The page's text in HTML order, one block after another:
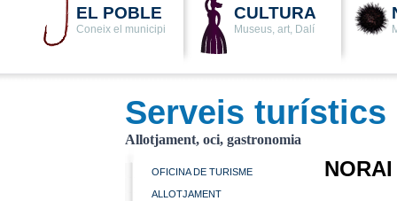
EL POBLE
Coneix el municipi
CULTURA
Museus, art, Dalí
Serveis turístics
Allotjament, oci, gastronomia
OFICINA DE TURISME
ALLOTJAMENT
NORAI